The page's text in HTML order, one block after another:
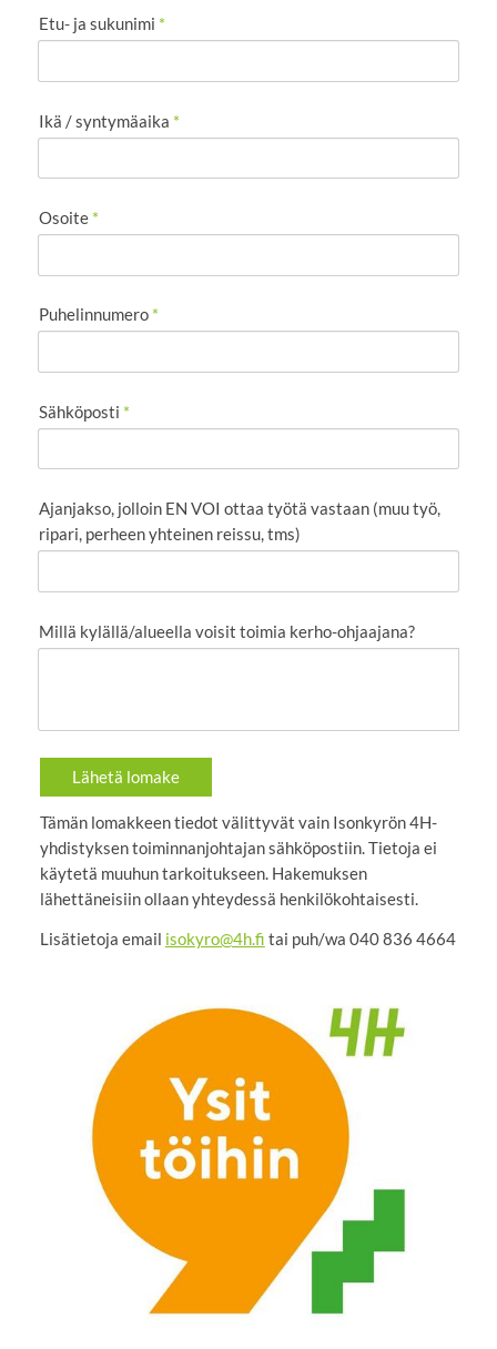
Etu- ja sukunimi *
Ikä / syntymäaika *
Osoite *
Puhelinnumero *
Sähköposti *
Ajanjakso, jolloin EN VOI ottaa työtä vastaan (muu työ,
ripari, perheen yhteinen reissu, tms)
Millä kylällä/alueella voisit toimia kerho-ohjaajana?
Lähetä lomake
Tämän lomakkeen tiedot välittyvät vain Isonkyrön 4H-
yhdistyksen toiminnanjohtajan sähköpostiin. Tietoja ei
käytetä muuhun tarkoitukseen. Hakemuksen
lähettäneisiin ollaan yhteydessä henkilökohtaisesti.
Lisätietoja email isokyro@4h.fi tai puh/wa 040 836 4664